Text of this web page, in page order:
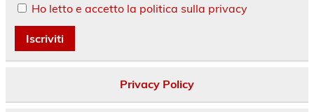
Ho letto e accetto la politica sulla privacy
Privacy Policy